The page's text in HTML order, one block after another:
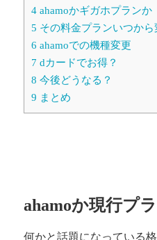
4ahamoかギガホプランか
5 その料金プランいつから
6 ahamoでの機種変更
7 dカードでお得？
8 今後どうなる？
9 まとめ
ahamoか現行プ
何かと話題になっている